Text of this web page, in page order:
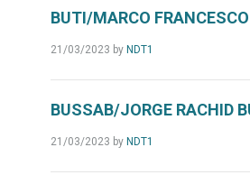
BUTI/MARCO
21/03/2023 by NDT1
BUSSAB/JORGE RACHID
21/03/2023 by NDT1